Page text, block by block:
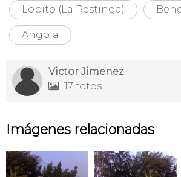
Lobito (La Restinga)
Angola
Victor Jimenez
 17 fotos
Imágenes relacionadas